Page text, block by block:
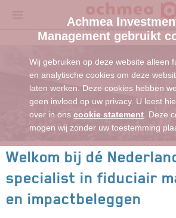
Achmea
Management gebruikt
Wij gebruiken op deze website alleen
en analytische cookies om deze
laten werken. Deze cookies hebben
geen invloed op uw privacy. U leest
over in onscookie statement . Deze
mogen wij zonder uw toestemming
Welkom bij dé
specialist in fiduciair
en impactbeleggen